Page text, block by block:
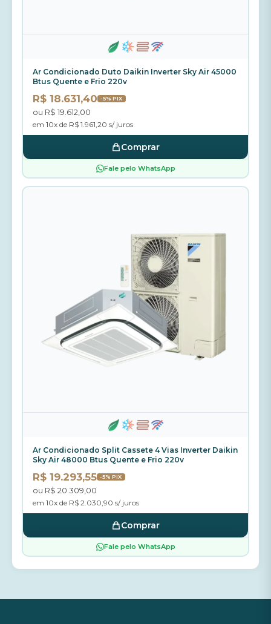
Ar Condicionado Duto Daikin Inverter Sky Air 45000
Btus Quente e Frio 220v
R$ 18.631,40 -5% PIX
ou R$ 19.612,00
em 10x de R$ 1.961,20 s/ juros
Comprar
Fale pelo WhatsApp
Ar Condicionado Split Cassete 4 Vias Inverter Daikin
Sky Air 48000 Btus Quente e Frio 220v
R$ 19.293,55 -5% PIX
ou R$ 20.309,00
em 10x de R$ 2.030,90 s/ juros
Comprar
Fale pelo WhatsApp